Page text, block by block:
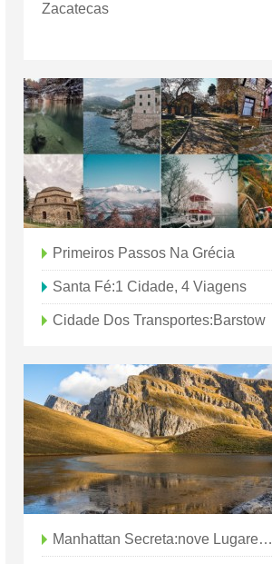
Zacatecas
Primeiros Passos Na Grécia
Santa Fé:1 Cidade, 4 Viagens
Cidade Dos Transportes:Barstow
Manhattan Secreta:nove Lugares Que Você Não Sabia Que Existiam Na Cidade De Nova York